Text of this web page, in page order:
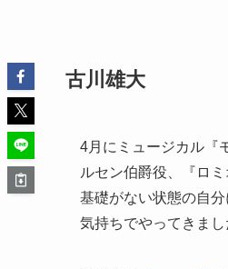
古川雄大
4月にミュージカル『
ルセン伯爵役、『ロ
基礎がない状態の自
気持ちでやってきま